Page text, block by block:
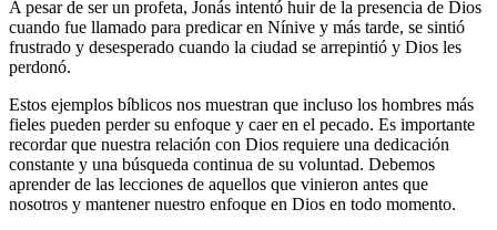
A pesar de ser un profeta, Jonás intentó huir de la presencia de Dios
cuando fue llamado para predicar en Nínive y más tarde, se sintió
frustrado y desesperado cuando la ciudad se arrepintió y Dios les
perdonó.
Estos ejemplos bíblicos nos muestran que incluso los hombres más
fieles pueden perder su enfoque y caer en el pecado. Es importante
recordar que nuestra relación con Dios requiere una dedicación
constante y una búsqueda continua de su voluntad. Debemos
aprender de las lecciones de aquellos que vinieron antes que
nosotros y mantener nuestro enfoque en Dios en todo momento.